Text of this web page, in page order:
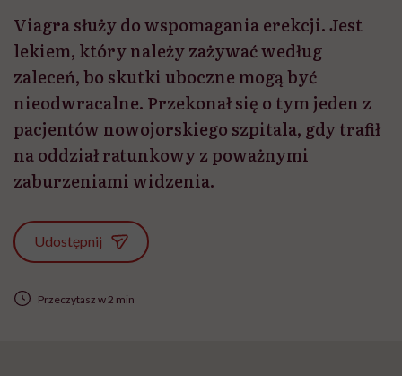
Viagra służy do wspomagania erekcji. Jest
lekiem, który należy zażywać według
zaleceń, bo skutki uboczne mogą być
nieodwracalne. Przekonał się o tym jeden z
pacjentów nowojorskiego szpitala, gdy trafił
na oddział ratunkowy z poważnymi
zaburzeniami widzenia.
Udostępnij
Przeczytasz w 2 min